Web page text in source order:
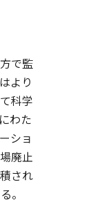
で監
より
科学
わた
ショ
廃止
され
。